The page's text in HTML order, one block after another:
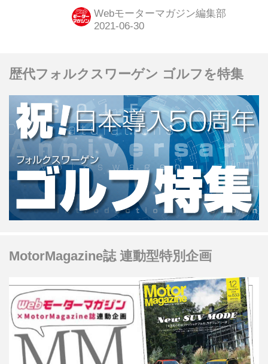
（Gran Vista）」を設定し、7月10日よ
りフィアット正規ディーラーで販売を
Webモーターマガジン編集部
歴代フォルクスワーゲン ゴルフを特集
MotorMagazine誌 連動型特別企画